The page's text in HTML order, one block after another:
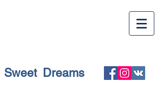
Sweet Dreams